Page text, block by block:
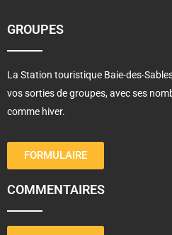
GROUPES
La Station touristique Baie-des-
vos sorties de groupes, avec ses
comme hiver.
FORMULAIRE
COMMENTAIRES